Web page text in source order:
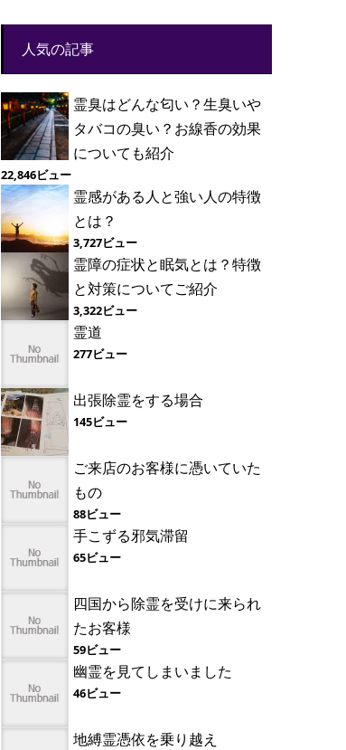
人気の記事
霊臭はどんな匂い？生臭いや
タバコの臭い？お線香の効果
についても紹介
22,846ビュー
霊感がある人と強い人の特徴
とは？
3,727ビュー
霊障の症状と眠気とは？特徴
と対策についてご紹介
3,322ビュー
霊道
277ビュー
出張除霊をする場合
145ビュー
ご来店のお客様に憑いていた
もの
88ビュー
手こずる邪気滞留
65ビュー
四国から除霊を受けに来られ
たお客様
59ビュー
幽霊を見てしまいました
46ビュー
地縛霊憑依を乗り越え